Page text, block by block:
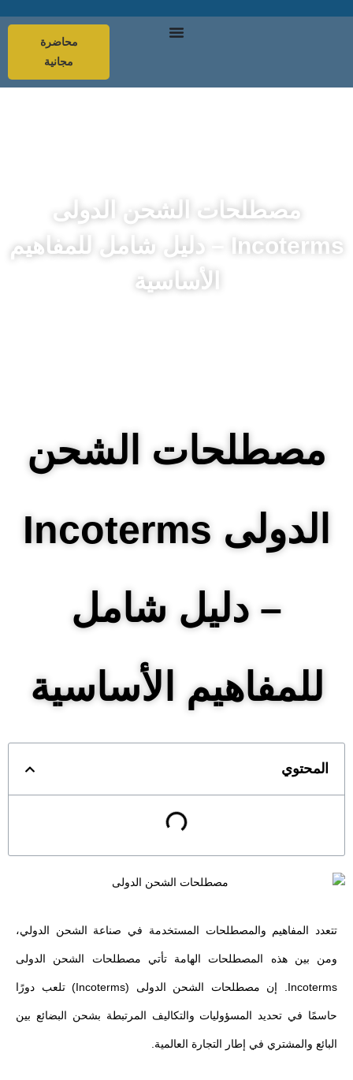
محاضرة
مجانية
مصطلحات الشحن الدولى
Incoterms – دليل شامل للمفاهيم
الأساسية
مصطلحات الشحن
الدولى Incoterms
– دليل شامل
للمفاهيم الأساسية
المحتوي
تتعدد المفاهيم والمصطلحات المستخدمة في صناعة الشحن الدولي،
ومن بين هذه المصطلحات الهامة تأتي مصطلحات الشحن الدولى
Incoterms. إن مصطلحات الشحن الدولى (Incoterms) تلعب دورًا
حاسمًا في تحديد المسؤوليات والتكاليف المرتبطة بشحن البضائع بين
البائع والمشتري في إطار التجارة العالمية.